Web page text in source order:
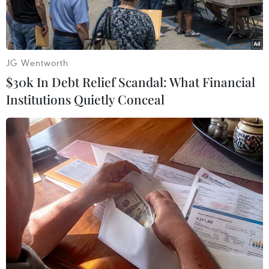
Giao dịch viên trên sàn chứng khoán New York, Mỹ. (Ảnh:
THX/TTXVN)
Chứng khoán Mỹ phần lớn tăng điểm trong
phiên giao dịch đầu tuần ngày 8/6, với đà tăng
dẫn dắt bởi chỉ số Nasdaq và nhóm cổ phiếu
JG Wentworth
$30k In Debt Relief Scandal: What Financial
Institutions Quietly Conceal